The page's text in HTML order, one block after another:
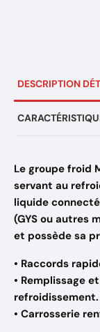
DESCRIPTION
Le groupe froid
servant au
liquide
(GYS ou autres
et possède sa
• Raccords
• Remplissage
refroidissement.
• Carrosserie